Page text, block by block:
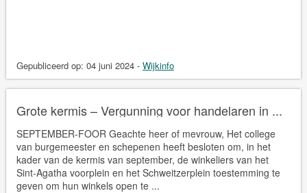
Gepubliceerd op: 04 juni 2024 - Wijkinfo
Grote kermis – Vergunning voor handelaren in ...
SEPTEMBER-FOOR Geachte heer of mevrouw, Het college
van burgemeester en schepenen heeft besloten om, in het
kader van de kermis van september, de winkeliers van het
Sint-Agatha voorplein en het Schweitzerplein toestemming te
geven om hun winkels open te ...